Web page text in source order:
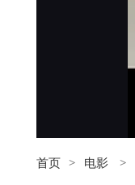
首页 > 电影 >